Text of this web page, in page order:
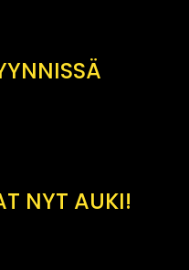
NYT AUKI!